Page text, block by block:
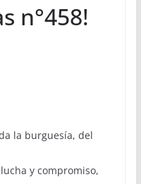
n°458!
la burguesía, del
y compromiso,